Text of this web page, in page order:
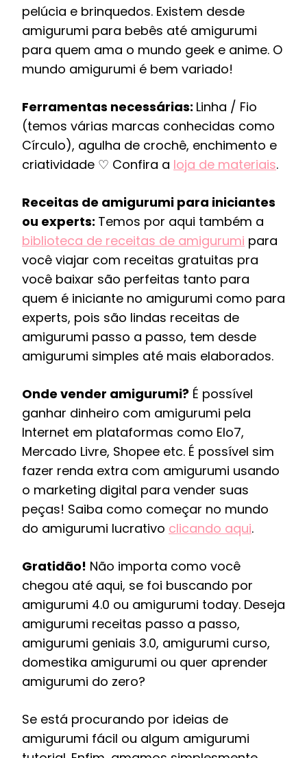
pelúcia e brinquedos. Existem desde
amigurumi para bebês até amigurumi
para quem ama o mundo geek e anime. O
mundo amigurumi é bem variado!
Ferramentas necessárias: Linha / Fio
(temos várias marcas conhecidas como
Círculo), agulha de crochê, enchimento e
criatividade ♡ Confira a loja de materiais.
Receitas de amigurumi para iniciantes
ou experts: Temos por aqui também a
biblioteca de receitas de amigurumi para
você viajar com receitas gratuitas pra
você baixar são perfeitas tanto para
quem é iniciante no amigurumi como para
experts, pois são lindas receitas de
amigurumi passo a passo, tem desde
amigurumi simples até mais elaborados.
Onde vender amigurumi? É possível
ganhar dinheiro com amigurumi pela
Internet em plataformas como Elo7,
Mercado Livre, Shopee etc. É possível sim
fazer renda extra com amigurumi usando
o marketing digital para vender suas
peças! Saiba como começar no mundo
do amigurumi lucrativo clicando aqui.
Gratidão! Não importa como você
chegou até aqui, se foi buscando por
amigurumi 4.0 ou amigurumi today. Deseja
amigurumi receitas passo a passo,
amigurumi geniais 3.0, amigurumi curso,
domestika amigurumi ou quer aprender
amigurumi do zero?
Se está procurando por ideias de
amigurumi fácil ou algum amigurumi